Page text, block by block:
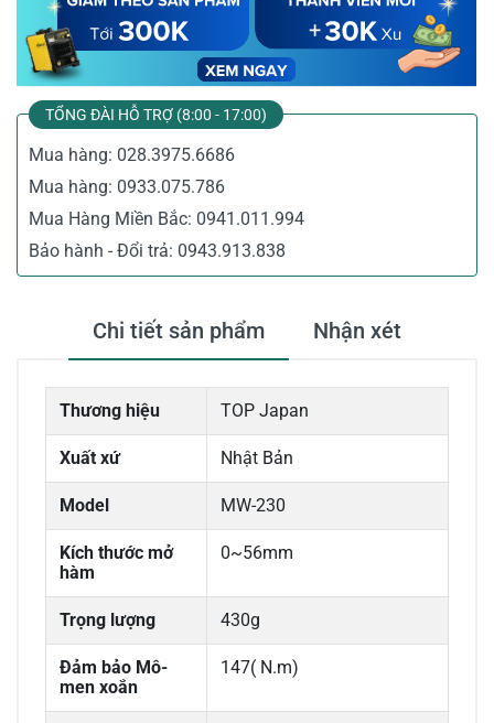
TỔNG ĐÀI HỖ TRỢ (8:00 - 17:00)
Mua hàng: 028.3975.6686
Mua hàng: 0933.075.786
Mua Hàng Miền Bắc: 0941.011.994
Bảo hành - Đổi trả: 0943.913.838
Chi tiết sản phẩm Nhận xét
Thương hiệu TOP Japan
Xuất xứ Nhật Bản
Model MW-230
Kích thước mở
hàm
0~56mm
Trọng lượng 430g
Đảm bảo Mô-
men xoắn
147( N.m)